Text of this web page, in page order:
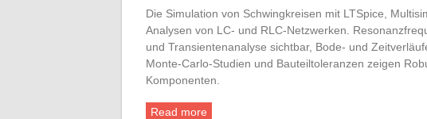
Die Simulation von Schwingkreisen mit LTSpice,
Analysen von LC- und RLC-Netzwerken.
und Transientenanalyse sichtbar, Bode- und
Monte-Carlo-Studien und Bauteiltoleranzen zeigen
Komponenten.
Read more